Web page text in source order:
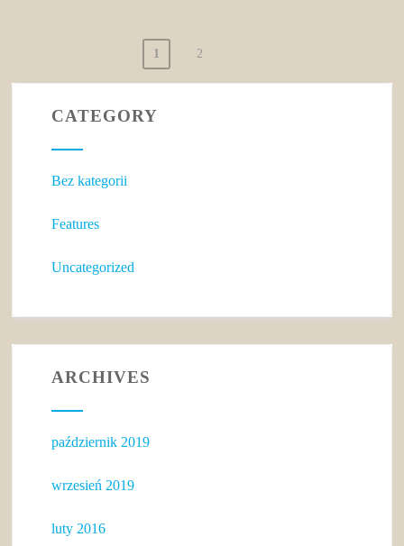
STRONICOWANIE
WPISÓW
1 2
CATEGORY
Bez kategorii
Features
Uncategorized
ARCHIVES
październik 2019
wrzesień 2019
luty 2016